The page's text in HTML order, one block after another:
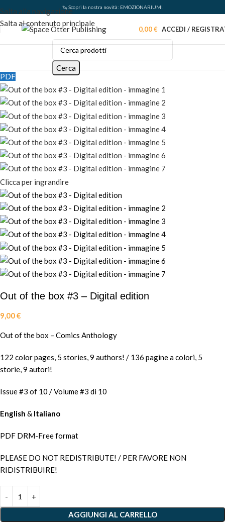
Salta alla navigazione
Salta al contenuto principale
🦦 Scopri la nostra novità: EMOZIONARIUM!
0,00€ ACCEDI /
Cerca
PDF
Clicca per ingrandire
Out of the box #3 – Digital edition
9,00€
Out of the box – Comics Anthology
122 color pages, 5 stories, 9 authors! / 136 pagine a colori, 5
storie, 9 autori!
Issue #3 of 10 / Volume #3 di 10
English & Italiano
PDF DRM-Free format
PLEASE DO NOT REDISTRIBUTE! / PER FAVORE NON
RIDISTRIBUIRE!
AGGIUNGI AL CARRELLO